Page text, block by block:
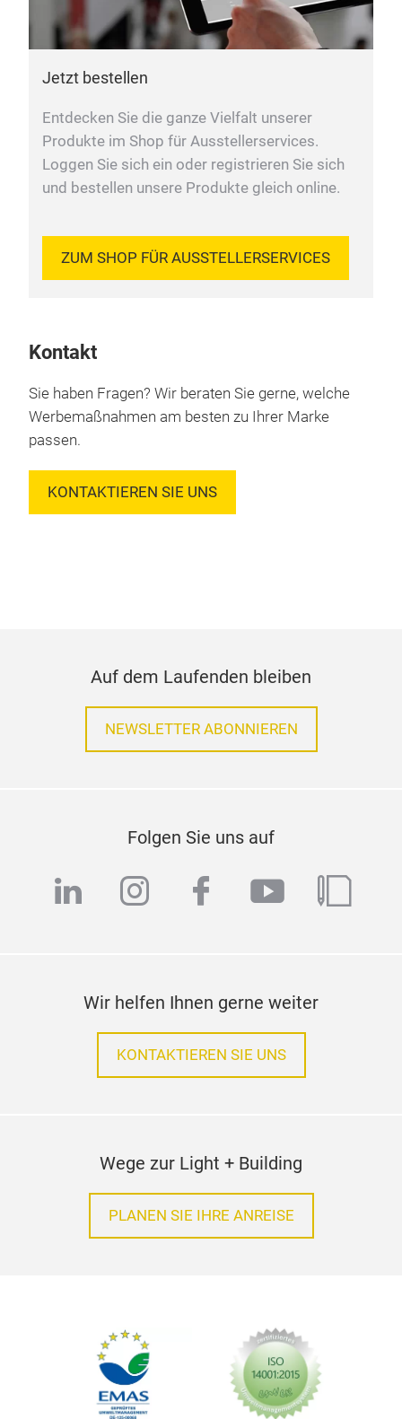
Jetzt bestellen
Entdecken Sie die ganze Vielfalt unserer
Produkte im Shop für Ausstellerservices.
Loggen Sie sich ein oder registrieren Sie sich
und bestellen unsere Produkte gleich online.
ZUM SHOP FÜR AUSSTELLERSERVICES
Kontakt
Sie haben Fragen? Wir beraten Sie gerne, welche
Werbemaßnahmen am besten zu Ihrer Marke
passen.
KONTAKTIEREN SIE UNS
Auf dem Laufenden bleiben
NEWSLETTER ABONNIEREN
Folgen Sie uns auf
linkedininstagram
facebook
youtube
blog
Wir helfen Ihnen gerne weiter
KONTAKTIEREN SIE UNS
Wege zur Light + Building
PLANEN SIE IHRE ANREISE